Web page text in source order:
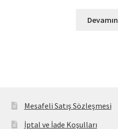
Mesafeli Satış Sözleşmesi
İptal ve İade Koşulları